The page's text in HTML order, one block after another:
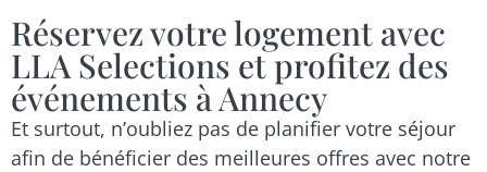
Réservez votre logement avec
LLA Selections et profitez des
événements à Annecy
Et surtout, n’oubliez pas de planifier votre séjour
afin de bénéficier des meilleures offres avec notre